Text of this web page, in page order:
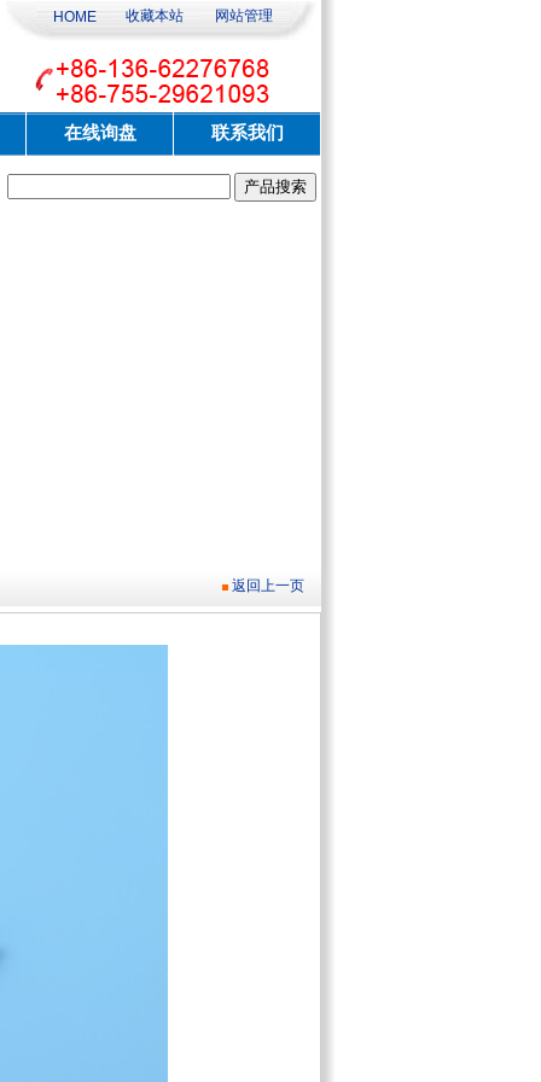
HOME 收藏本站 网站管理
在线询盘 联系我们
返回上一页